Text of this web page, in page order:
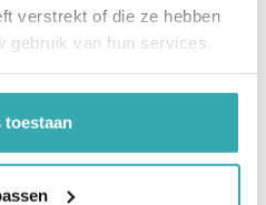
verstrekt of die ze hebben
gebruik van hun services.
toestaan
gesprekken, nieuwe
ontmoetingen hebben
samenwerking
self-service en digitale
enthousiasme terug op
zien ernaar uit om de